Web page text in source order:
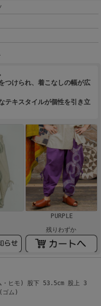
つけられ、着こなしの幅が広
テキスタイルが個性を引き立
PURPLE
残りわずか
・ヒモ) 股下 53.5cm 股上 3
ゴム)